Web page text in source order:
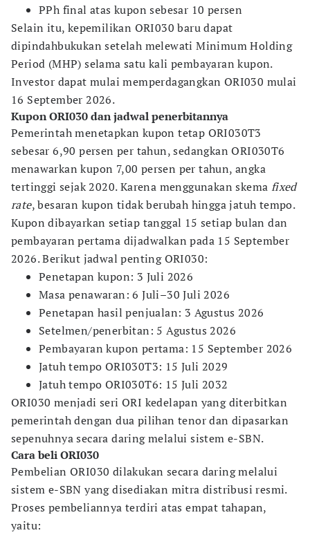
PPh final atas kupon sebesar 10 persen
Selain itu, kepemilikan ORI030 baru dapat
dipindahbukukan setelah melewati Minimum Holding
Period (MHP) selama satu kali pembayaran kupon.
Investor dapat mulai memperdagangkan ORI030 mulai
16 September 2026.
Kupon ORI030 dan jadwal penerbitannya
Pemerintah menetapkan kupon tetap ORI030T3
sebesar 6,90 persen per tahun, sedangkan ORI030T6
menawarkan kupon 7,00 persen per tahun, angka
tertinggi sejak 2020. Karena menggunakan skema fixed
rate, besaran kupon tidak berubah hingga jatuh tempo.
Kupon dibayarkan setiap tanggal 15 setiap bulan dan
pembayaran pertama dijadwalkan pada 15 September
2026. Berikut jadwal penting ORI030:
Penetapan kupon: 3 Juli 2026
Masa penawaran: 6 Juli–30 Juli 2026
Penetapan hasil penjualan: 3 Agustus 2026
Setelmen/penerbitan: 5 Agustus 2026
Pembayaran kupon pertama: 15 September 2026
Jatuh tempo ORI030T3: 15 Juli 2029
Jatuh tempo ORI030T6: 15 Juli 2032
ORI030 menjadi seri ORI kedelapan yang diterbitkan
pemerintah dengan dua pilihan tenor dan dipasarkan
sepenuhnya secara daring melalui sistem e-SBN.
Cara beli ORI030
Pembelian ORI030 dilakukan secara daring melalui
sistem e-SBN yang disediakan mitra distribusi resmi.
Proses pembeliannya terdiri atas empat tahapan,
yaitu: